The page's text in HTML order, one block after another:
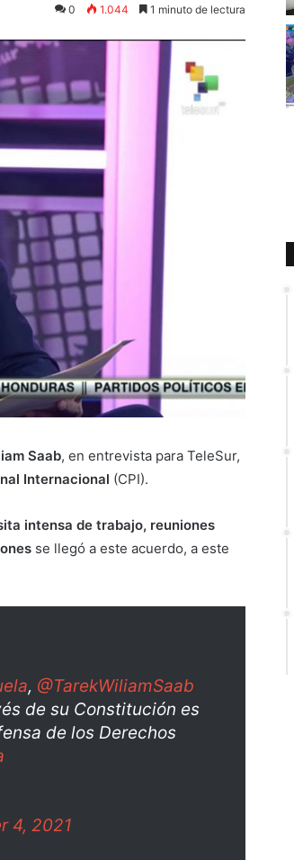
0 1.044 1 minuto de lectura
Saab, en entrevista para TeleSur,
Internacional (CPI).
intensa de trabajo, reuniones
se llegó a este acuerdo, a este
, @TarekWiliamSaab
de su Constitución es
de los Derechos
4, 2021